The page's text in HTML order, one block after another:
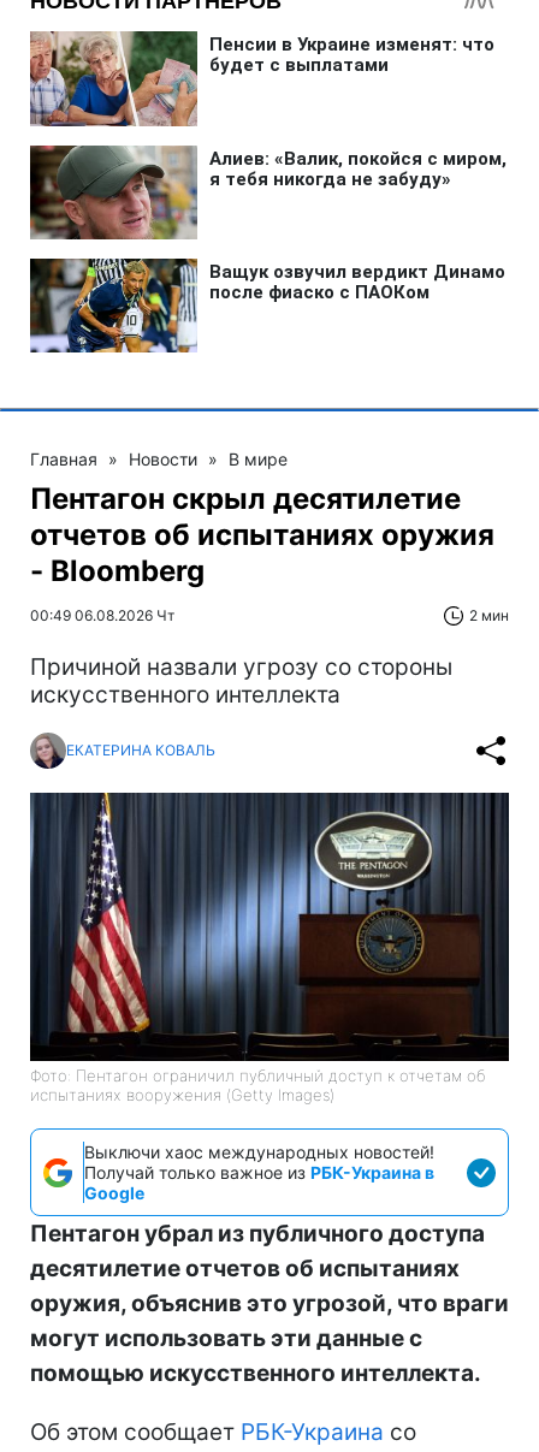
Главная » Новости » В мире
Пентагон скрыл десятилетие
отчетов об испытаниях оружия
- Bloomberg
00:49 06.08.2026 Чт 2 мин
Причиной назвали угрозу со стороны
искусственного интеллекта
ЕКАТЕРИНА КОВАЛЬ
Фото: Пентагон ограничил публичный доступ к отчетам об
испытаниях вооружения (Getty Images)
Выключи хаос международных новостей!
Получай только важное из РБК-Украина в
Google
Пентагон убрал из публичного доступа
десятилетие отчетов об испытаниях
оружия, объяснив это угрозой, что враги
могут использовать эти данные с
помощью искусственного интеллекта.
Об этом сообщает РБК-Украина со